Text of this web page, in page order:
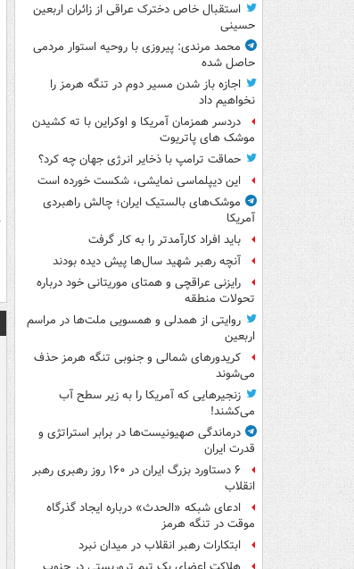
استقبال خاص دخترک عراقی از زائران اربعین
حسینی
محمد مرندی: پیروزی با روحیه استوار مردمی
حاصل شده
اجازه باز شدن مسیر دوم در تنگه هرمز را
نخواهیم داد
دردسر همزمان آمریکا و اوکراین با ته کشیدن
موشک های پاتریوت
حماقت ترامپ با ذخایر انرژی جهان چه کرد؟
این دیپلماسی نمایشی، شکست خورده است
موشک‌های بالستیک ایران؛ چالش راهبردی
آمریکا
باید افراد کارآمدتر را به کار گرفت
آنچه رهبر شهید سال‌ها پیش دیده بودند
رایزنی عراقچی و همتای موریتانی خود درباره
تحولات منطقه
روایتی از همدلی و همسویی ملت‌ها در مراسم
اربعین
کریدورهای شمالی و جنوبی تنگه هرمز حذف
می‌شوند
زنجیرهایی که آمریکا را به زیر سطح آب
می‌کشند!
درماندگی صهیونیست‌ها در برابر استراتژی و
قدرت ایران
۶ دستاورد بزرگ ایران در ۱۶۰ روز رهبری رهبر
انقلاب
ادعای شبکه «الحدث» درباره ایجاد گذرگاه
موقت در تنگه هرمز
ابتکارات رهبر انقلاب در میدان نبرد